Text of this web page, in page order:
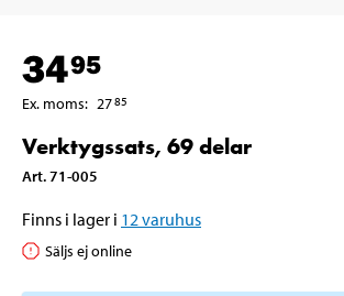
3495
Ex. moms: 2785
Verktygssats, 69 delar
Art.71-005
Finns i lager i 12 varuhus
Säljs ej online